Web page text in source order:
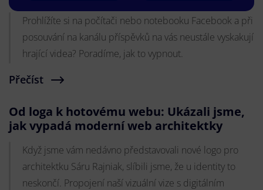
Prohlížíte si na počítači nebo notebooku Facebook a při
posouvání na kanálu příspěvků na vás neustále vyskakují
hrající videa? Poradíme, jak to vypnout.
Přečíst
Od loga k hotovému webu: Ukázali jsme,
jak vypadá moderní web architektky
Když jsme vám nedávno představovali nové logo pro
architektku Sáru Rajniak, slíbili jsme, že u identity to
neskončí. Propojení naší vizuální vize s digitálním